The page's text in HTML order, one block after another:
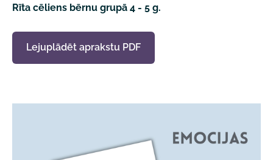
Rīta cēliens bērnu grupā 4 - 5 g.
Lejuplādēt aprakstu PDF